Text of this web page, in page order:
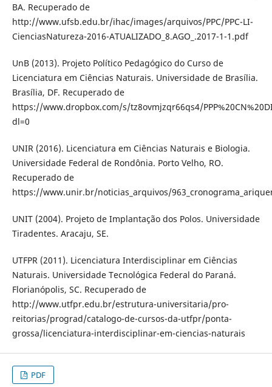
BA. Recuperado de
http://www.ufsb.edu.br/ihac/images/arquivos/PPC/PPC-LI-
CienciasNatureza-2016-ATUALIZADO_8.AGO_.2017-1-1.pdf
UnB (2013). Projeto Político Pedagógico do Curso de
Licenciatura em Ciências Naturais. Universidade de Brasília.
Brasília, DF. Recuperado de
https://www.dropbox.com/s/tz8ovmjzqr66qs4/
dl=0
UNIR (2016). Licenciatura em Ciências Naturais e Biologia.
Universidade Federal de Rondônia. Porto Velho, RO.
Recuperado de
https://www.unir.br/noticias_arquivos/
UNIT (2004). Projeto de Implantação dos Polos. Universidade
Tiradentes. Aracaju, SE.
UTFPR (2011). Licenciatura Interdisciplinar em Ciências
Naturais. Universidade Tecnológica Federal do Paraná.
Florianópolis, SC. Recuperado de
http://www.utfpr.edu.br/estrutura-universitaria/pro-
reitorias/prograd/catalogo-de-cursos-da-utfpr/ponta-
grossa/licenciatura-interdisciplinar-em-ciencias-naturais
PDF